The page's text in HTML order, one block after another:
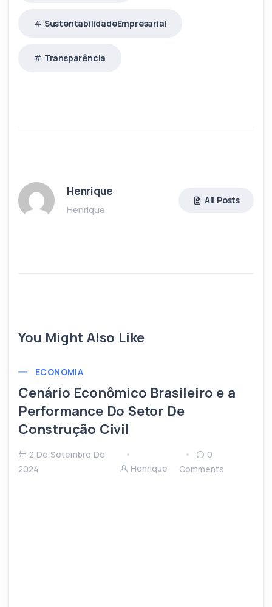
SustentabilidadeEmpresarial
Transparência
Henrique
Henrique
All Posts
You Might Also Like
ECONOMIA
Cenário Econômico Brasileiro e a
Performance Do Setor De
Construção Civil
2 De Setembro De
2024
Henrique
0
Comments